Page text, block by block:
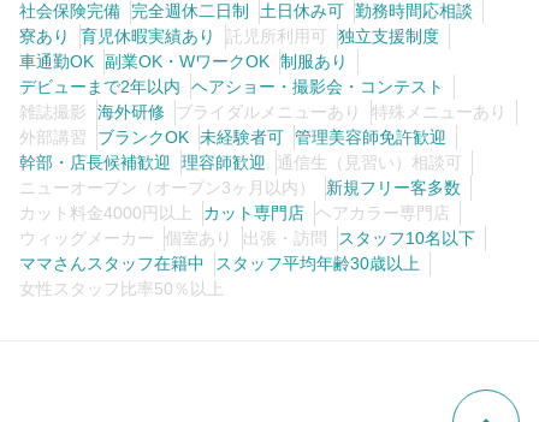
社会保険完備
完全週休二日制 土日休み可 勤務時間応相談
寮あり
育児休暇実績あり 託児所利用可
独立支援制度
車通勤OK 副業OK・WワークOK 制服あり
デビューまで2年以内
ヘアショー・撮影会・コンテスト
雑誌撮影
海外研修 ブライダルメニューあり
特殊メニューあり
外部講習
ブランクOK 未経験者可 管理美容師免許歓迎
幹部・店長候補歓迎
理容師歓迎
通信生（見習い）相談可
ニューオープン（オープン3ヶ月以内）
新規フリー客多数
カット料金4000円以上
カット専門店 ヘアカラー専門店
ウィッグメーカー
個室あり 出張・訪問
スタッフ10名以下
ママさんスタッフ在籍中
スタッフ平均年齢30歳以上
女性スタッフ比率50％以上